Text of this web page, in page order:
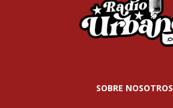
SOBRE NOSOTROS